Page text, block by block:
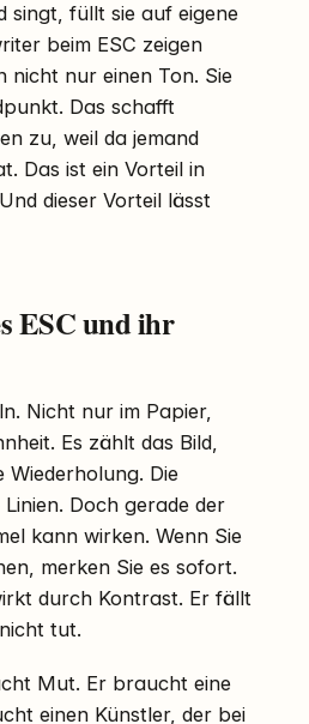
singt, füllt sie auf eigene
beim ESC zeigen
nicht nur einen Ton. Sie
Das schafft
zu, weil da jemand
Das ist ein Vorteil in
dieser Vorteil lässt
ESC und ihr
Nicht nur im Papier,
Es zählt das Bild,
Wiederholung. Die
Doch gerade der
kann wirken. Wenn Sie
merken Sie es sofort.
durch Kontrast. Er fällt
tut.
Mut. Er braucht eine
einen Künstler, der bei